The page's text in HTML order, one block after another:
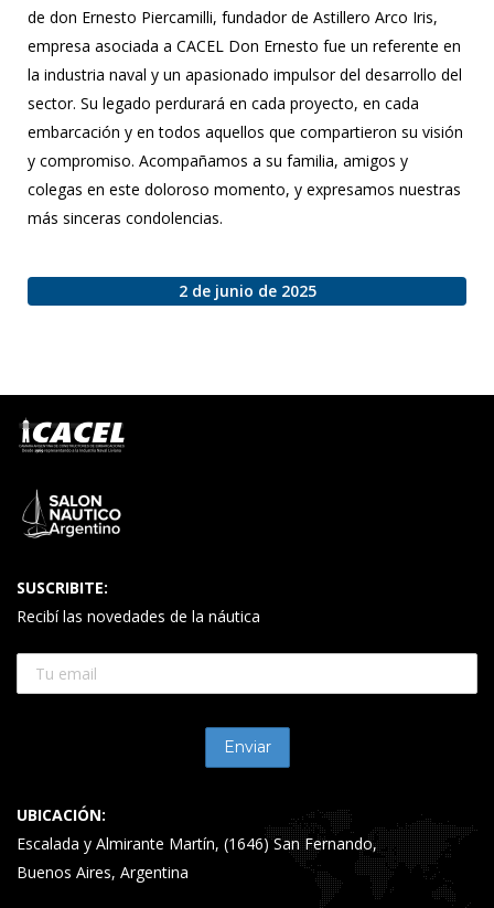
de don Ernesto Piercamilli, fundador de Astillero Arco Iris,
empresa asociada a CACEL Don Ernesto fue un referente en
la industria naval y un apasionado impulsor del desarrollo del
sector. Su legado perdurará en cada proyecto, en cada
embarcación y en todos aquellos que compartieron su visión
y compromiso. Acompañamos a su familia, amigos y
colegas en este doloroso momento, y expresamos nuestras
más sinceras condolencias.
2 de junio de 2025
SUSCRIBITE:
Recibí las novedades de la náutica
UBICACIÓN:
Escalada y Almirante Martín, (1646) San Fernando,
Buenos Aires, Argentina